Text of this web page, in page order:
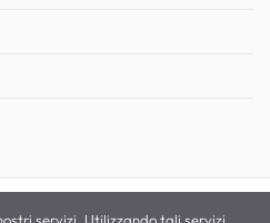
servizi. Utilizzando tali servizi,